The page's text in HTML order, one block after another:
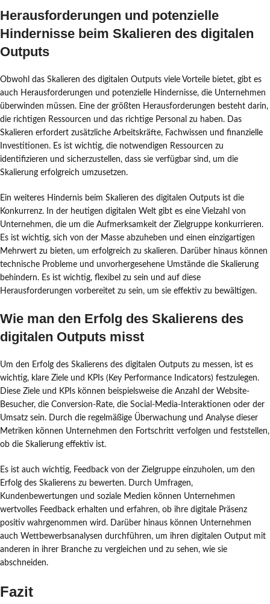
Herausforderungen und potenzielle
Hindernisse beim Skalieren des digitalen
Outputs
Obwohl das Skalieren des digitalen Outputs viele Vorteile bietet, gibt es
auch Herausforderungen und potenzielle Hindernisse, die Unternehmen
überwinden müssen. Eine der größten Herausforderungen besteht darin,
die richtigen Ressourcen und das richtige Personal zu haben. Das
Skalieren erfordert zusätzliche Arbeitskräfte, Fachwissen und finanzielle
Investitionen. Es ist wichtig, die notwendigen Ressourcen zu
identifizieren und sicherzustellen, dass sie verfügbar sind, um die
Skalierung erfolgreich umzusetzen.
Ein weiteres Hindernis beim Skalieren des digitalen Outputs ist die
Konkurrenz. In der heutigen digitalen Welt gibt es eine Vielzahl von
Unternehmen, die um die Aufmerksamkeit der Zielgruppe konkurrieren.
Es ist wichtig, sich von der Masse abzuheben und einen einzigartigen
Mehrwert zu bieten, um erfolgreich zu skalieren. Darüber hinaus können
technische Probleme und unvorhergesehene Umstände die Skalierung
behindern. Es ist wichtig, flexibel zu sein und auf diese
Herausforderungen vorbereitet zu sein, um sie effektiv zu bewältigen.
Wie man den Erfolg des Skalierens des
digitalen Outputs misst
Um den Erfolg des Skalierens des digitalen Outputs zu messen, ist es
wichtig, klare Ziele und KPIs (Key Performance Indicators) festzulegen.
Diese Ziele und KPIs können beispielsweise die Anzahl der Website-
Besucher, die Conversion-Rate, die Social-Media-Interaktionen oder der
Umsatz sein. Durch die regelmäßige Überwachung und Analyse dieser
Metriken können Unternehmen den Fortschritt verfolgen und feststellen,
ob die Skalierung effektiv ist.
Es ist auch wichtig, Feedback von der Zielgruppe einzuholen, um den
Erfolg des Skalierens zu bewerten. Durch Umfragen,
Kundenbewertungen und soziale Medien können Unternehmen
wertvolles Feedback erhalten und erfahren, ob ihre digitale Präsenz
positiv wahrgenommen wird. Darüber hinaus können Unternehmen
auch Wettbewerbsanalysen durchführen, um ihren digitalen Output mit
anderen in ihrer Branche zu vergleichen und zu sehen, wie sie
abschneiden.
Fazit